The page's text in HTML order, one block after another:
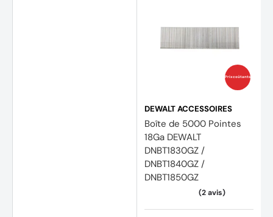
Prix coûtants
DEWALT ACCESSOIRES
Boîte de 5000 Pointes
18Ga DEWALT
DNBT1830GZ /
DNBT1840GZ /
DNBT1850GZ